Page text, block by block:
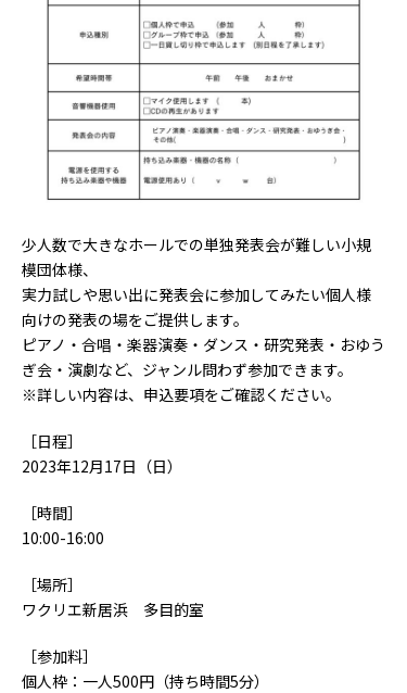
少人数で大きなホールでの単独発表会が難しい小規
模団体様、
実力試しや思い出に発表会に参加してみたい個人様
向けの発表の場をご提供します。
ピアノ・合唱・楽器演奏・ダンス・研究発表・おゆう
ぎ会・演劇など、ジャンル問わず参加できます。
※詳しい内容は、申込要項をご確認ください。
［日程］
2023年12月17日（日）
［時間］
10:00-16:00
［場所］
ワクリエ新居浜 多目的室
［参加料］
個人枠：一人500円（持ち時間5分）